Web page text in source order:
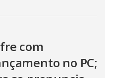
com
no PC;